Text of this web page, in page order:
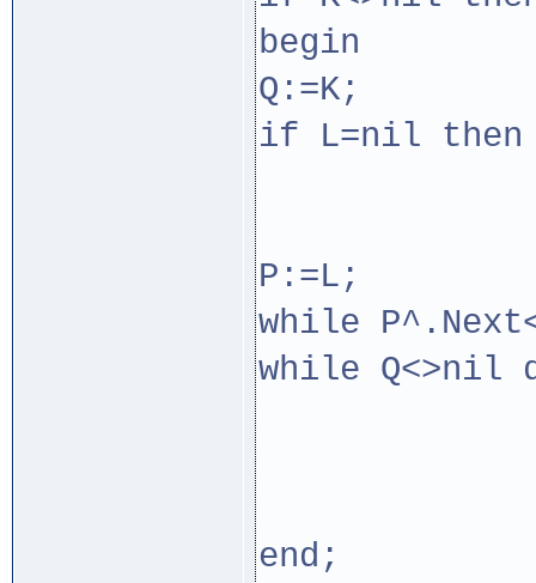
begin
Q:=K;
if L=nil then
P:=L;
while
while Q<>nil
end;